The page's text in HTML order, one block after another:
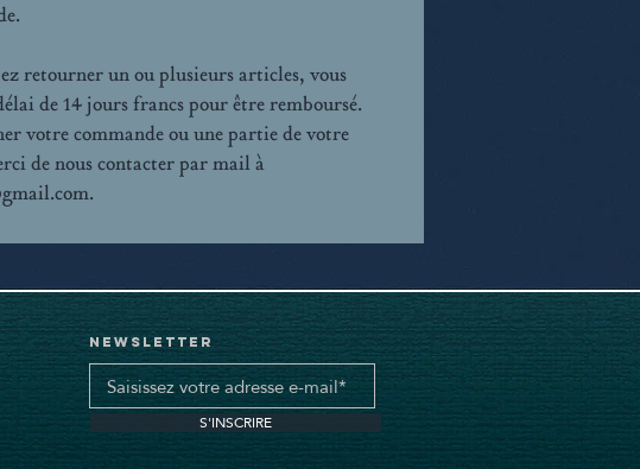
retourner un ou plusieurs articles, vous
de 14 jours francs pour être remboursé.
votre commande ou une partie de votre
de nous contacter par mail à
Newsletter
S'INSCRIRE